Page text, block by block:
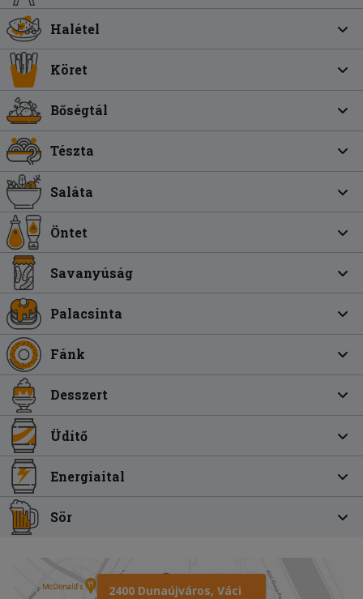
Halétel
Köret
Bőségtál
Tészta
Saláta
Öntet
Savanyúság
Palacsinta
Fánk
Desszert
Üdítő
Energiaital
Sör
2400 Dunaújváros, Váci